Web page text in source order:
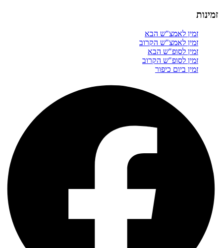
זמינות
זמין לאמצ"ש הבא
זמין לאמצ"ש הקרוב
זמין לסופ"ש הבא
זמין לסופ"ש הקרוב
זמין ביום כיפור